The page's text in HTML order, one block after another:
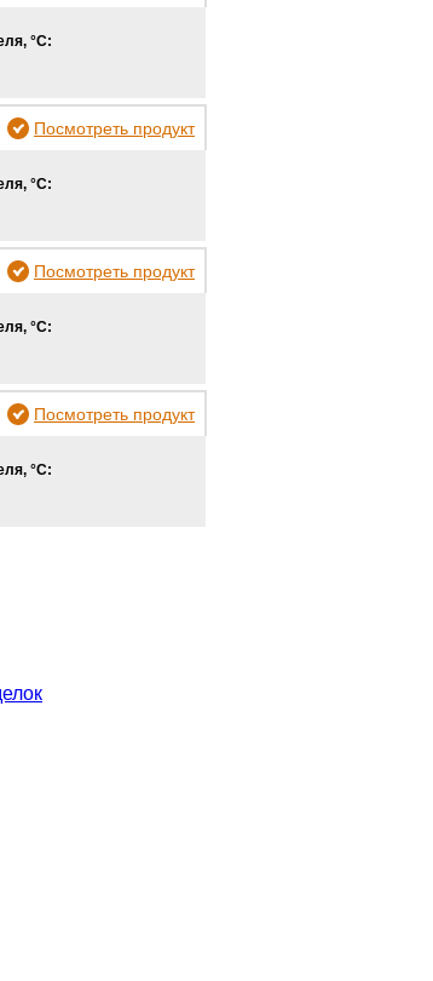
°С:
Посмотреть продукт
°С:
Посмотреть продукт
°С:
Посмотреть продукт
°С: